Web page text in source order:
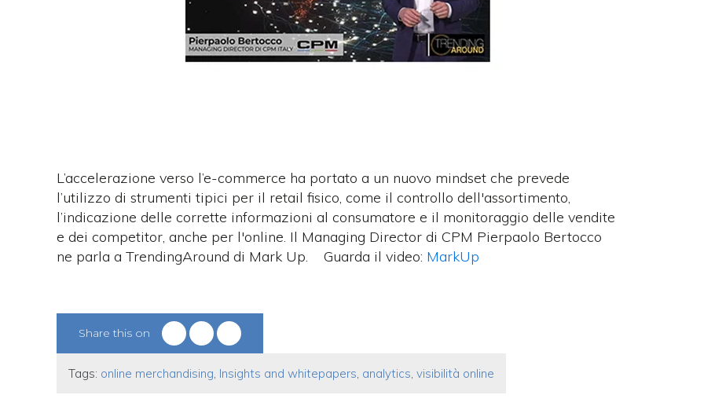
L’accelerazione verso l’e-commerce ha portato a un nuovo mindset che prevede
l’utilizzo di strumenti tipici per il retail fisico, come il controllo dell'assortimento,
l’indicazione delle corrette informazioni al consumatore e il monitoraggio delle vendite
e dei competitor, anche per l'online. Il Managing Director di CPM Pierpaolo Bertocco
ne parla a TrendingAround di Mark Up. Guarda il video: MarkUp
Share this on
Tags: online merchandising, Insights and whitepapers, analytics, visibilità online